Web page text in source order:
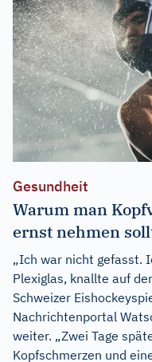
Gesundheit
Warum man
ernst nehmen
„Ich war nicht gefasst.
Plexiglas, knallte auf
Schweizer
Nachrichtenportal
weiter. „Zwei Tage
Kopfschmerzen und